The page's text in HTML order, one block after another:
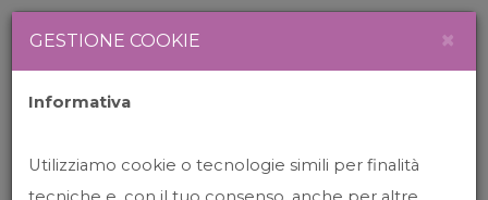
GESTIONE COOKIE ×
Informativa
Utilizziamo cookie o tecnologie simili per finalità